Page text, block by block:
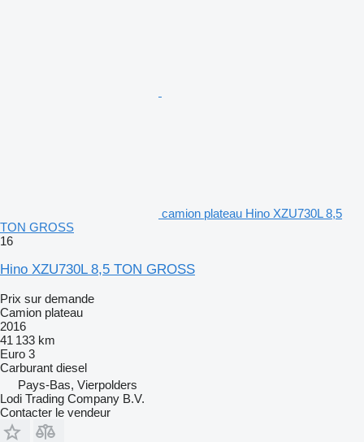
camion plateau Hino XZU730L 8,5
TON GROSS
16
Hino XZU730L 8,5 TON GROSS
Prix sur demande
Camion plateau
2016
41 133 km
Euro 3
Carburant diesel
Pays-Bas, Vierpolders
Lodi Trading Company B.V.
Contacter le vendeur